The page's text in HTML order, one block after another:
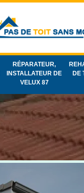
RÉPARATEUR,
INSTALLATEUR DE
VELUX 87
DE